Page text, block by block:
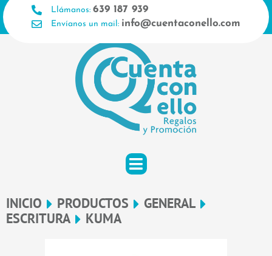
Ir
al
contenido
Llámanos: 639 187 939
Envíanos un mail: info@cuentaconello.com
INICIO PRODUCTOS
GENERAL
ESCRITURA
KUMA